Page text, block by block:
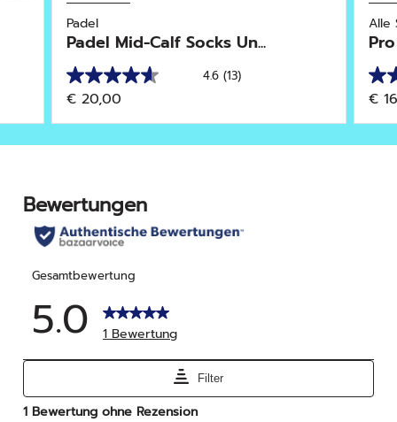
Padel
Padel Mid-Calf Socks Un...
4.6 (13)
4.6
von
5
Sternen.
Bewertungen
€ 20,00
Alle
3.8
von
5
€